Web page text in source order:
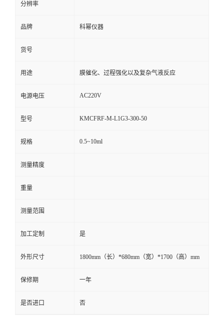
分辨率
品牌 科幂仪器
货号
用途 膜催化、过程强化以及复杂气液反应
电源电压 AC220V
型号 KMCFRF-M-L1G3-300-50
规格 0.5~10ml
测量精度
重量
测量范围
加工定制 是
外形尺寸 1800mm（长）*680mm（宽）*1700（高）mm
保修期 一年
是否进口 否